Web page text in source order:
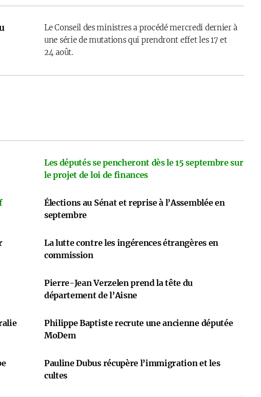
Le Conseil des ministres a procédé mercredi dernier à
une série de mutations qui prendront effet les 17 et
24 août.
Les députés se pencheront dès le 15 septembre sur
le projet de loi de finances
Élections au Sénat et reprise à l’Assemblée en
septembre
La lutte contre les ingérences étrangères en
commission
Pierre-Jean Verzelen prend la tête du
département de l’Aisne
Philippe Baptiste recrute une ancienne députée
MoDem
Pauline Dubus récupère l’immigration et les
cultes